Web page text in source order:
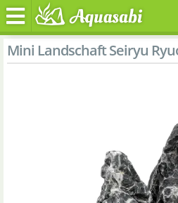
Mini Landschaft Seiryu